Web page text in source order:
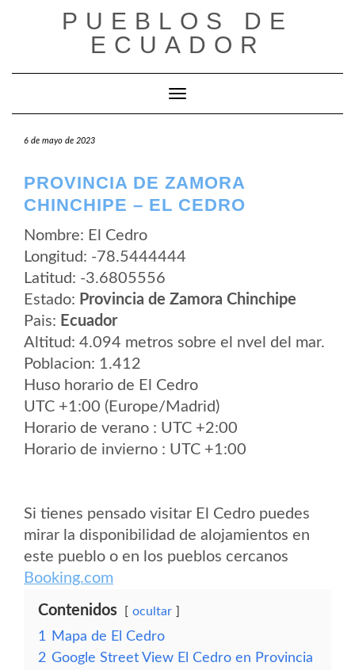
PUEBLOS DE
ECUADOR
Cambiar modo de navegación
6 de mayo de 2023
PROVINCIA DE ZAMORA
CHINCHIPE – EL CEDRO
Nombre: El Cedro
Longitud: -78.5444444
Latitud: -3.6805556
Estado: Provincia de Zamora Chinchipe
Pais: Ecuador
Altitud: 4.094 metros sobre el nvel del mar.
Poblacion: 1.412
Huso horario de El Cedro
UTC +1:00 (Europe/Madrid)
Horario de verano : UTC +2:00
Horario de invierno : UTC +1:00
Si tienes pensado visitar El Cedro puedes
mirar la disponibilidad de alojamientos en
este pueblo o en los pueblos cercanos
Booking.com
Contenidos ocultar
1
Mapa de El Cedro
2 Google Street View El Cedro en Provincia